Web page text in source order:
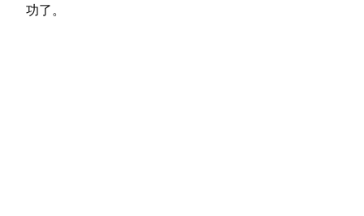
功了。